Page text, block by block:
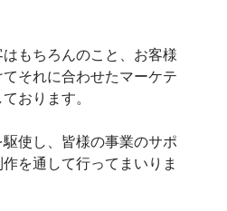
もちろんのこと、お客様
それに合わせたマーケテ
おります。
使し、皆様の事業のサポ
を通して行ってまいりま